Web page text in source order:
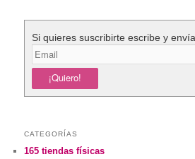
Si quieres suscribirte escribe y
CATEGORÍAS
165 tiendas físicas